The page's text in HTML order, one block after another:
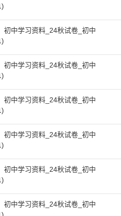
初中学习资料_24秋试卷_初中
初中学习资料_24秋试卷_初中
初中学习资料_24秋试卷_初中
初中学习资料_24秋试卷_初中
初中学习资料_24秋试卷_初中
初中学习资料_24秋试卷_初中